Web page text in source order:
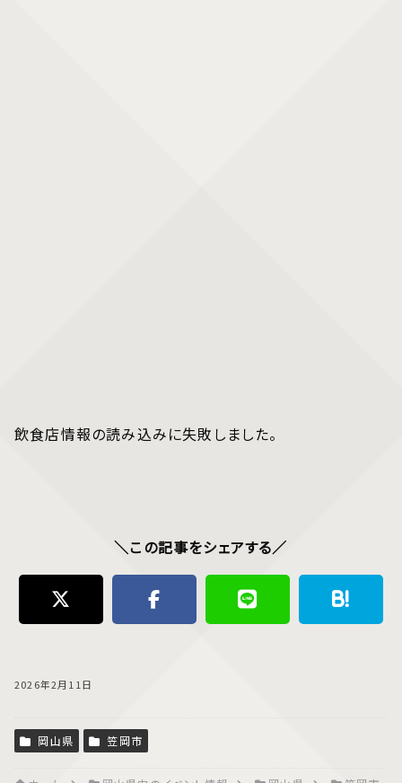
飲食店情報の読み込みに失敗しました。
＼この記事をシェアする／
2026年2月11日
岡山県 笠岡市